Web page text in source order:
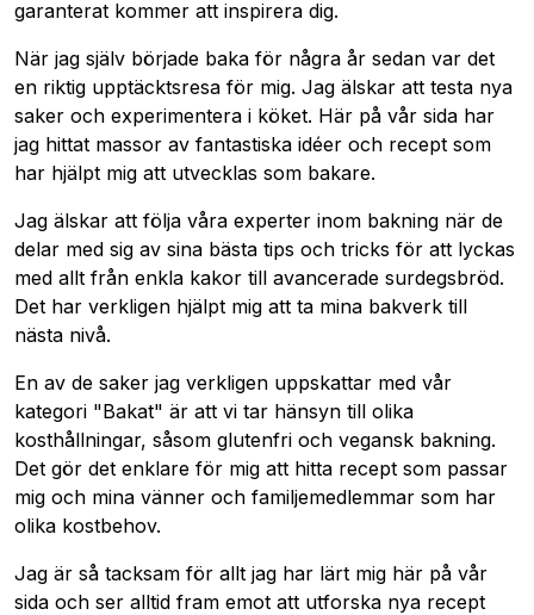
garanterat kommer att inspirera dig.
När jag själv började baka för några år sedan var det
en riktig upptäcktsresa för mig. Jag älskar att testa nya
saker och experimentera i köket. Här på vår sida har
jag hittat massor av fantastiska idéer och recept som
har hjälpt mig att utvecklas som bakare.
Jag älskar att följa våra experter inom bakning när de
delar med sig av sina bästa tips och tricks för att lyckas
med allt från enkla kakor till avancerade surdegsbröd.
Det har verkligen hjälpt mig att ta mina bakverk till
nästa nivå.
En av de saker jag verkligen uppskattar med vår
kategori "Bakat" är att vi tar hänsyn till olika
kosthållningar, såsom glutenfri och vegansk bakning.
Det gör det enklare för mig att hitta recept som passar
mig och mina vänner och familjemedlemmar som har
olika kostbehov.
Jag är så tacksam för allt jag har lärt mig här på vår
sida och ser alltid fram emot att utforska nya recept